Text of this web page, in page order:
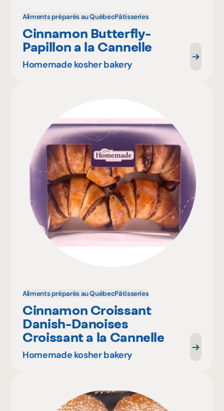
Aliments préparés au QuébecPâtisseries
Cinnamon Butterfly-
Papillon a la Cannelle
Homemade kosher bakery
Aliments préparés au QuébecPâtisseries
Cinnamon Croissant
Danish-Danoises
Croissant a la Cannelle
Homemade kosher bakery